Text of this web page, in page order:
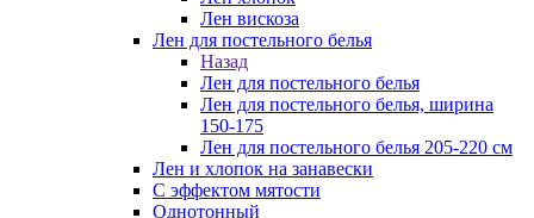
Лен вискоза
Лен для постельного белья
Назад
Лен для постельного белья
Лен для постельного белья, ширина
150-175
Лен для постельного белья 205-220 см
Лен и хлопок на занавески
С эффектом мятости
Однотонный